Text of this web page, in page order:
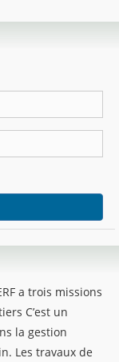
a trois missions
C’est un
la gestion
Les travaux de